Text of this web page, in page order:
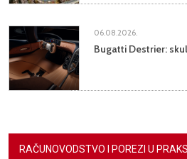
06.08.2026.
Bugatti Destrier:
RAČUNOVODSTVO I POREZI U PRAKSI